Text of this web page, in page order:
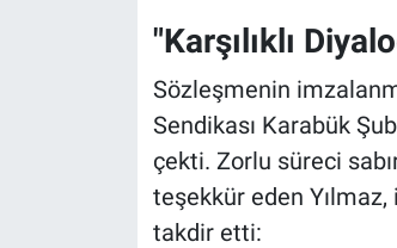
"Karşılıklı
Sözleşmenin
Sendikası Karabük
çekti. Zorlu süreci
teşekkür eden Yılmaz,
takdir etti: